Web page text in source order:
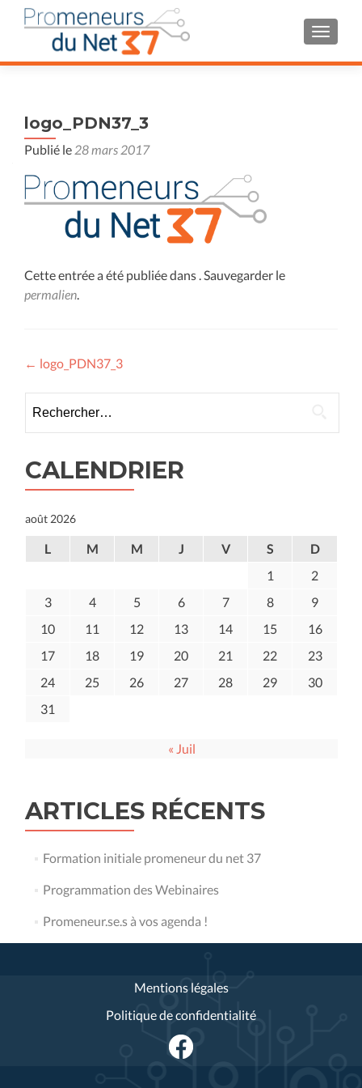
logo_PDN37_3
Publié le 28 mars 2017
Cette entrée a été publiée dans . Sauvegarder le
permalien.
Navigation
des
articles
← logo_PDN37_3
CALENDRIER
août 2026
L M M J V S
D
1
2
3
4 5 6 7 8
9
10
11 12 13 14 15
16
17
18 19 20 21 22
23
24
25 26 27 28 29
30
31
« Juil
ARTICLES RÉCENTS
Formation initiale promeneur du net 37
Programmation des Webinaires
Promeneur.se.s à vos agenda !
Mentions légales
Politique de confidentialité